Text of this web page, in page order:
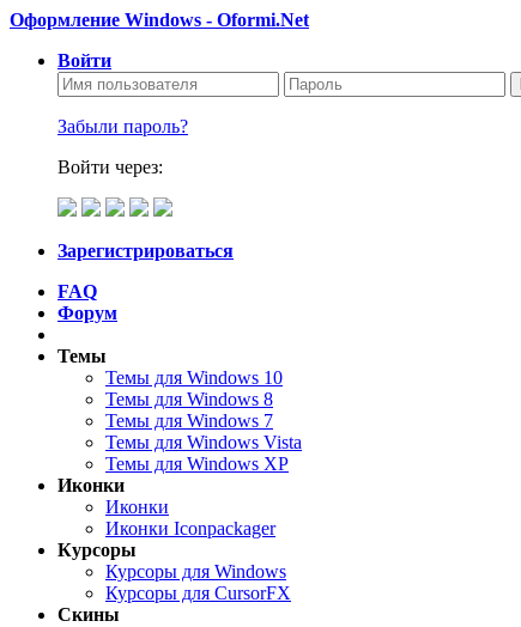
Оформление Windows - Oformi.Net
Войти
Забыли пароль?
Войти через:
Зарегистрироваться
FAQ
Форум
Темы
Темы для Windows 10
Темы для Windows 8
Темы для Windows 7
Темы для Windows Vista
Темы для Windows XP
Иконки
Иконки
Иконки Iconpackager
Курсоры
Курсоры для Windows
Курсоры для CursorFX
Скины